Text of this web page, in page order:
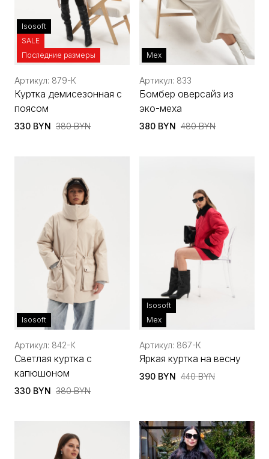
Isosoft
SALE
Последние размеры
Артикул: 879-К
Куртка демисезонная с
поясом
330 BYN 380 BYN
Мех
Артикул: 833
Бомбер оверсайз из
эко-меха
380 BYN 480 BYN
Isosoft
Артикул: 842-К
Светлая куртка с
капюшоном
330 BYN 380 BYN
Isosoft
Мех
Артикул: 867-К
Яркая куртка на весну
390 BYN 440 BYN